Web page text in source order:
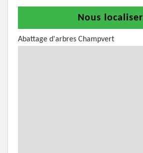
Nous localiser
Abattage d'arbres Champvert